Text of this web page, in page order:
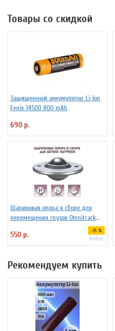
Товары со скидкой
Защищенный аккумулятор Li-Ion
Fenix 14500 800 mAh
690 р.
Шариковая опора в сборе для
перемещения грузов Omnitrack
550 р. -15 %
650 р.
Рекомендуем купить